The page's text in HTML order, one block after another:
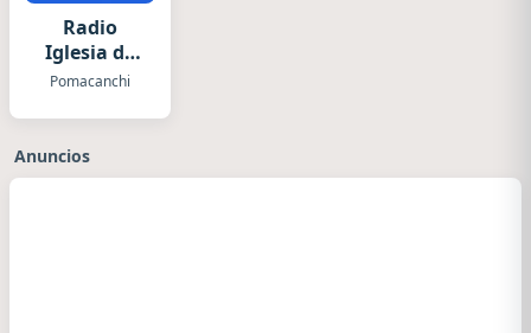
Radio
Iglesia de
Cristo
Pomacanchi
Anuncios